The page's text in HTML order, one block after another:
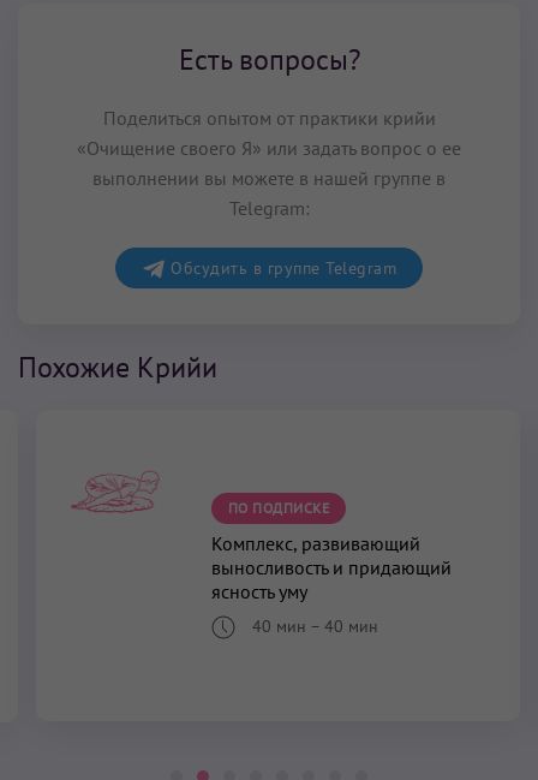
Есть вопросы?
Поделиться опытом от практики крийи
«Очищение своего Я» или задать вопрос о ее
выполнении вы можете в нашей группе в
Telegram:
Обсудить в группе Telegram
Похожие Крийи
ПО ПОДПИСКЕ
Комплекс, развивающий
выносливость и придающий
ясность уму
40 мин – 40 мин